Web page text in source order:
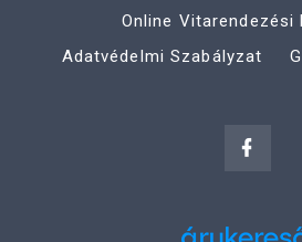
Online Vitarendezési
Adatvédelmi Szabályzat